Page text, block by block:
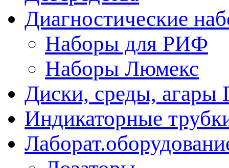
Диагностические
Наборы для РИФ
Наборы Люмекс
Диски, среды, агары
Индикаторные